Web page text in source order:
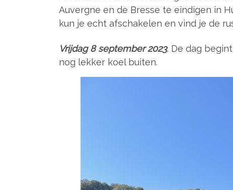
Auvergne en de Bresse te eindigen in
kun je echt afschakelen en vind je de
Vrijdag 8 september 2023. De dag
nog lekker koel buiten.